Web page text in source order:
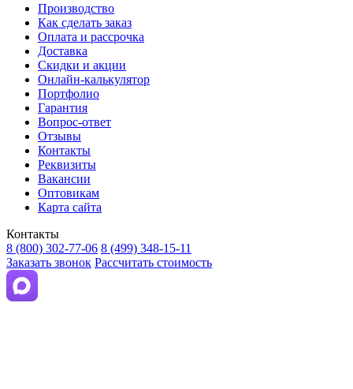
Производство
Как сделать заказ
Оплата и рассрочка
Доставка
Скидки и акции
Онлайн-калькулятор
Портфолио
Гарантия
Вопрос-ответ
Отзывы
Контакты
Реквизиты
Вакансии
Оптовикам
Карта сайта
Контакты
8 (800) 302-77-06 8 (499) 348-15-11
Заказать звонок Рассчитать стоимость